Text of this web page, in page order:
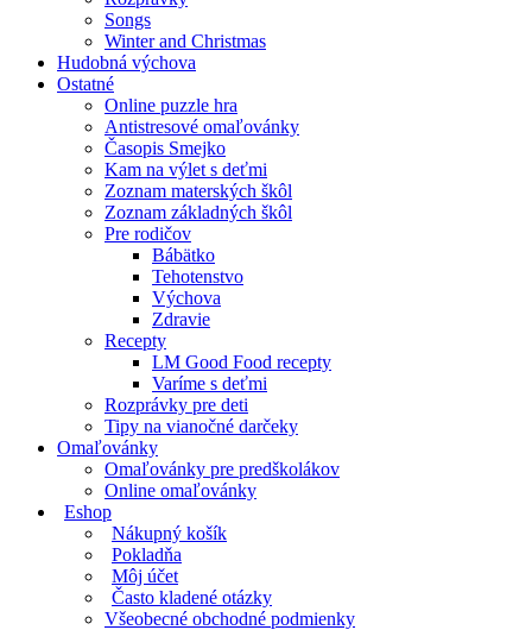
Songs
Winter and Christmas
Hudobná výchova
Ostatné
Online puzzle hra
Antistresové omaľovánky
Časopis Smejko
Kam na výlet s deťmi
Zoznam materských škôl
Zoznam základných škôl
Pre rodičov
Bábätko
Tehotenstvo
Výchova
Zdravie
Recepty
LM Good Food recepty
Varíme s deťmi
Rozprávky pre deti
Tipy na vianočné darčeky
Omaľovánky
Omaľovánky pre predškolákov
Online omaľovánky
Eshop
Nákupný košík
Pokladňa
Môj účet
Často kladené otázky
Všeobecné obchodné podmienky